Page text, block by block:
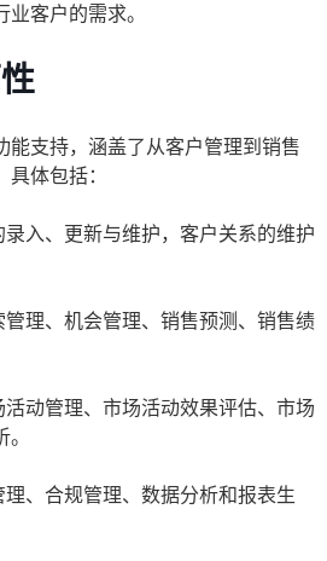
客户的需求。
能支持，涵盖了从客户管理到销售
体包括：
录入、更新与维护，客户关系的维护
管理、机会管理、销售预测、销售绩
活动管理、市场活动效果评估、市场
理、合规管理、数据分析和报表生